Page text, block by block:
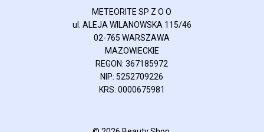
METEORITE SP Z O O
ul. ALEJA WILANOWSKA 115/46
02-765 WARSZAWA
MAZOWIECKIE
REGON: 367185972
NIP: 5252709226
KRS: 0000675981